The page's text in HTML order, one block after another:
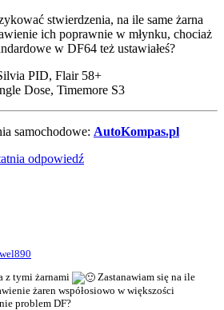
stwierdzenia, na ile same żarna
ich poprawnie w młynku, chociaż
w DF64 też ustawiałeś?
PID, Flair 58+
Dose, Timemore S3
samochodowe: AutoKompas.pl
odpowiedź
z tymi żarnami
Zastanawiam się na ile
żaren współosiowo w większości
problem DF?